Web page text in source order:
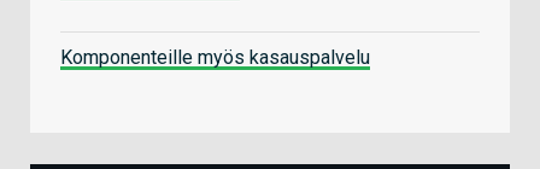
Komponenteille myös kasauspalvelu